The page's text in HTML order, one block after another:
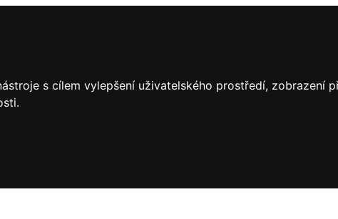
s cílem vylepšení uživatelského prostředí, zobrazení